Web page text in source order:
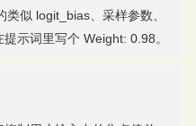
似 logit_bias、采样参数、
示词里写个 Weight: 0.98。